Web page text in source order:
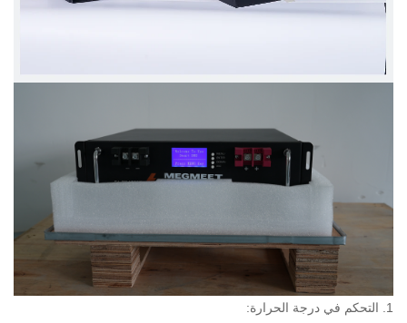
1. التحكم في درجة الحرارة: